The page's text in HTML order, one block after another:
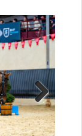
Next